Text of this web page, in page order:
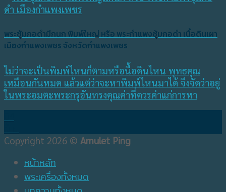
พระซุ้มกอดำมีกนก พิมพ์ใหญ่ หรือ พระกำแพงซุ้มกอดำ เนื้อดินเผา
เมืองกำแพงเพชร จังหวัดกำแพงเพชร
ไม่ว่าจะเป็นพิมพ์ไหนก็ตามหรือนื้อดินไหน พุทธคุณ
เหมือนกันหมด แล้วแต่ว่าจะหาพิมพ์ไหนมาได้ จึงจัดว่าอยู่
ในพระอมตะพระกรุอันทรงคุณค่าที่ควรค่าแก่การหา
Copyright 2026 © Amulet Ping
หน้าหลัก
พระเครื่องทั้งหมด